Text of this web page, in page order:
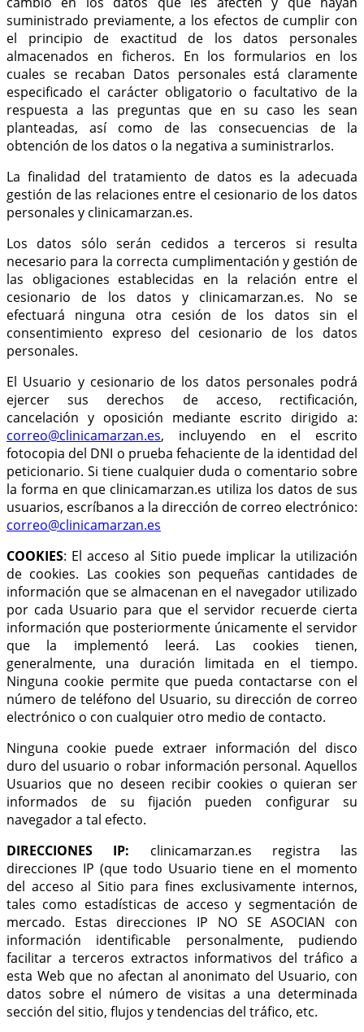
suministrado previamente, a los efectos de cumplir con
el principio de exactitud de los datos personales
almacenados en ficheros. En los formularios en los
cuales se recaban Datos personales está claramente
especificado el carácter obligatorio o facultativo de la
respuesta a las preguntas que en su caso les sean
planteadas, así como de las consecuencias de la
obtención de los datos o la negativa a suministrarlos.
La finalidad del tratamiento de datos es la adecuada
gestión de las relaciones entre el cesionario de los datos
personales y clinicamarzan.es.
Los datos sólo serán cedidos a terceros si resulta
necesario para la correcta cumplimentación y gestión de
las obligaciones establecidas en la relación entre el
cesionario de los datos y clinicamarzan.es. No se
efectuará ninguna otra cesión de los datos sin el
consentimiento expreso del cesionario de los datos
personales.
El Usuario y cesionario de los datos personales podrá
ejercer sus derechos de acceso, rectificación,
cancelación y oposición mediante escrito dirigido a:
correo@clinicamarzan.es, incluyendo en el escrito
fotocopia del DNI o prueba fehaciente de la identidad del
peticionario. Si tiene cualquier duda o comentario sobre
la forma en que clinicamarzan.es utiliza los datos de sus
usuarios, escríbanos a la dirección de correo electrónico:
correo@clinicamarzan.es
COOKIES: El acceso al Sitio puede implicar la utilización
de cookies. Las cookies son pequeñas cantidades de
información que se almacenan en el navegador utilizado
por cada Usuario para que el servidor recuerde cierta
información que posteriormente únicamente el servidor
que la implementó leerá. Las cookies tienen,
generalmente, una duración limitada en el tiempo.
Ninguna cookie permite que pueda contactarse con el
número de teléfono del Usuario, su dirección de correo
electrónico o con cualquier otro medio de contacto.
Ninguna cookie puede extraer información del disco
duro del usuario o robar información personal. Aquellos
Usuarios que no deseen recibir cookies o quieran ser
informados de su fijación pueden configurar su
navegador a tal efecto.
DIRECCIONES IP: clinicamarzan.es registra las
direcciones IP (que todo Usuario tiene en el momento
del acceso al Sitio para fines exclusivamente internos,
tales como estadísticas de acceso y segmentación de
mercado. Estas direcciones IP NO SE ASOCIAN con
información identificable personalmente, pudiendo
facilitar a terceros extractos informativos del tráfico a
esta Web que no afectan al anonimato del Usuario, con
datos sobre el número de visitas a una determinada
sección del sitio, flujos y tendencias del tráfico, etc.